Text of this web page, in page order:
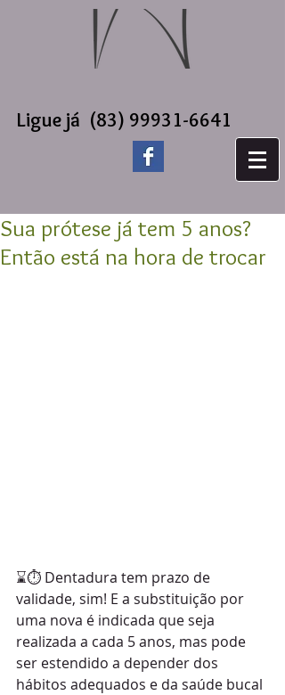
Ligue já (83) 99931-6641
Sua prótese já tem 5 anos?
Então está na hora de trocar
⌛⏱ Dentadura tem prazo de
validade, sim! E a substituição por
uma nova é indicada que seja
realizada a cada 5 anos, mas pode
ser estendido a depender dos
hábitos adequados e da saúde bucal